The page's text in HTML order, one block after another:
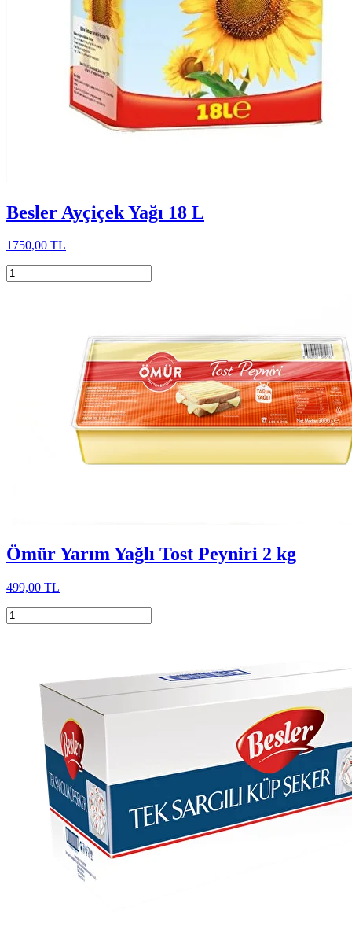
Besler Ayçiçek Yağı 18 L
1750,00 TL
Ömür Yarım Yağlı Tost Peyniri 2 kg
499,00 TL